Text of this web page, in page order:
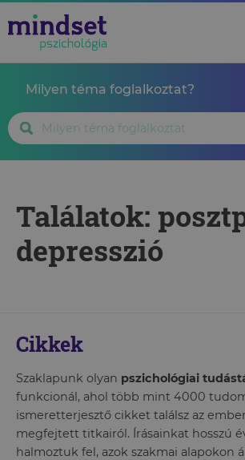
Milyen téma foglalkoztat?
Találatok:
depresszió
Cikkek
Szaklapunk olyan pszichológiai
funkcionál, ahol több mint 4000
ismeretterjesztő cikket találsz az
megfejtett titkairól. Írásainkat hosszú
halmoztuk fel, azok szakmai alapokon